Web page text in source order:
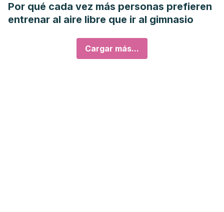
Por qué cada vez más personas prefieren
entrenar al aire libre que ir al gimnasio
Cargar más...